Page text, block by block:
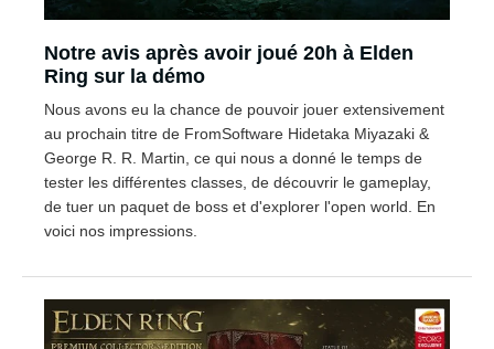
Notre avis après avoir joué 20h à Elden
Ring sur la démo
Nous avons eu la chance de pouvoir jouer extensivement
au prochain titre de FromSoftware Hidetaka Miyazaki &
George R. R. Martin, ce qui nous a donné le temps de
tester les différentes classes, de découvrir le gameplay,
de tuer un paquet de boss et d'explorer l'open world. En
voici nos impressions.